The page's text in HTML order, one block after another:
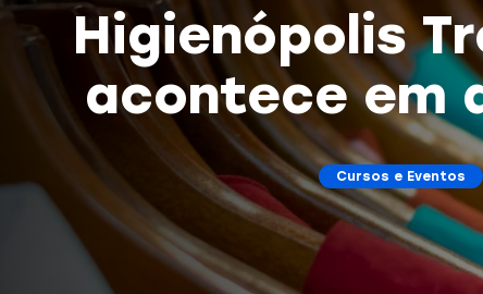
Higienópolis
acontece em
Cursos e Eventos